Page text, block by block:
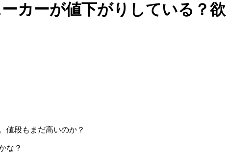
ーカーが値下がりしている？
値段もまだ高いのか？
な？